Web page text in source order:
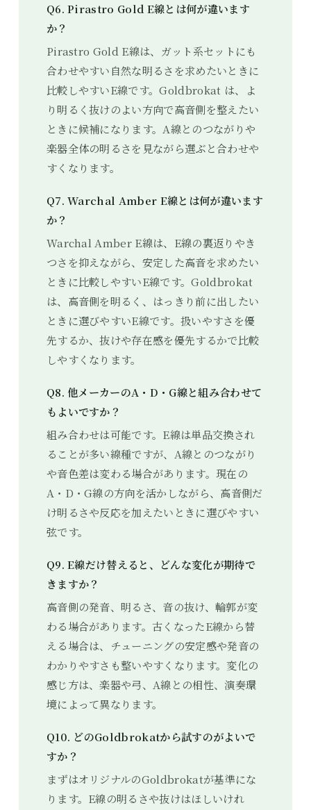
Q6. Pirastro Gold E線とは何が違います
か？
Pirastro Gold E線は、ガット系セットにも
合わせやすい自然な明るさを求めたいときに
比較しやすいE線です。Goldbrokat は、よ
り明るく抜けのよい方向で高音側を整えたい
ときに候補になります。A線とのつながりや
楽器全体の明るさを見ながら選ぶと合わせや
すくなります。
Q7. Warchal Amber E線とは何が違います
か？
Warchal Amber E線は、E線の裏返りやき
つさを抑えながら、安定した高音を求めたい
ときに比較しやすいE線です。Goldbrokat
は、高音側を明るく、はっきり前に出したい
ときに選びやすいE線です。扱いやすさを優
先するか、抜けや存在感を優先するかで比較
しやすくなります。
Q8. 他メーカーのA・D・G線と組み合わせて
もよいですか？
組み合わせは可能です。E線は単品交換され
ることが多い線種ですが、A線とのつながり
や音色差は変わる場合があります。現在の
A・D・G線の方向を活かしながら、高音側だ
け明るさや反応を加えたいときに選びやすい
弦です。
Q9. E線だけ替えると、どんな変化が期待で
きますか？
高音側の発音、明るさ、音の抜け、輪郭が変
わる場合があります。古くなったE線から替
える場合は、チューニングの安定感や発音の
わかりやすさも整いやすくなります。変化の
感じ方は、楽器や弓、A線との相性、演奏環
境によって異なります。
Q10. どのGoldbrokatから試すのがよいで
すか？
まずはオリジナルのGoldbrokatが基準にな
ります。E線の明るさや抜けはほしいけれ